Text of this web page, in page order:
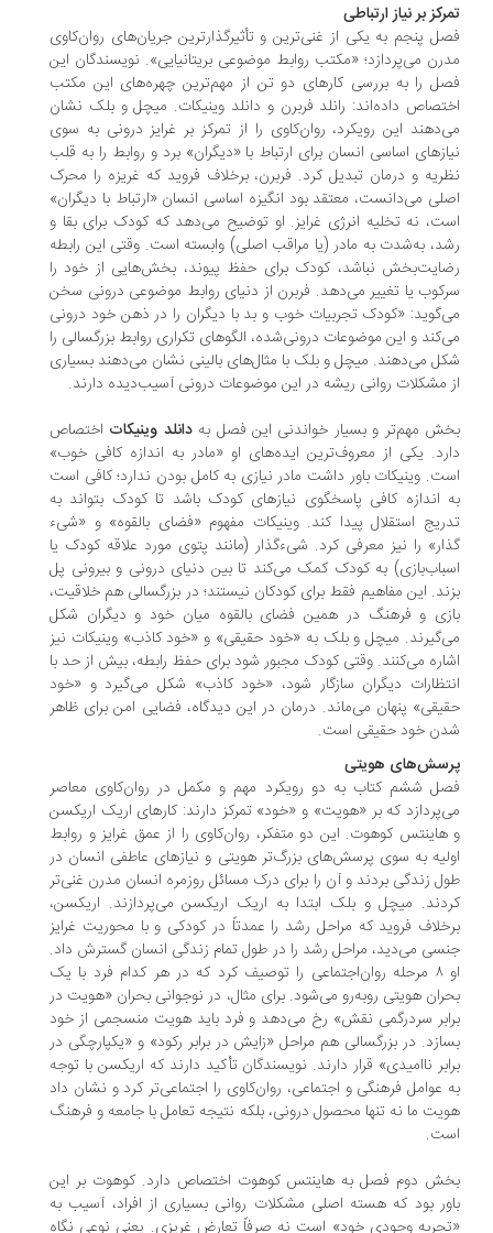
بر نیاز ارتباطی
پنجم به یکی از غنی‌ترین و تأثیرگذارترین جریان‌های روان‌کاوی
می‌پردازد؛ «مکتب روابط موضوعی بریتانیایی». نویسندگان این
را به بررسی کارهای دو تن از مهم‌ترین چهره‌های این مکتب
داده‌اند: رانلد فربرن و دانلد وینیکات. میچل و بلک نشان
این رویکرد، روان‌کاوی را از تمرکز بر غرایز درونی به سوی
اساسی انسان برای ارتباط با «دیگران» برد و روابط را به قلب
و درمان تبدیل کرد. فربرن، برخلاف فروید که غریزه را محرک
می‌دانست، معتقد بود انگیزه اساسی انسان «ارتباط با دیگران»
نه تخلیه انرژی غرایز. او توضیح می‌دهد که کودک برای بقا و
به‌شدت به مادر (یا مراقب اصلی) وابسته است. وقتی این رابطه
نباشد، کودک برای حفظ پیوند، بخش‌هایی از خود را
یا تغییر می‌دهد. فربرن از دنیای روابط موضوعی درونی سخن
«کودک تجربیات خوب و بد با دیگران را در ذهن خود درونی
و این موضوعات درونی‌شده، الگوهای تکراری روابط بزرگسالی را
می‌دهند. میچل و بلک با مثال‌های بالینی نشان می‌دهند بسیاری
مشکلات روانی ریشه در این موضوعات درونی آسیب‌دیده دارند.
مهم‌تر و بسیار خواندنی این فصل بهدانلد وینیکاتاختصاص
یکی از معروف‌ترین ایده‌های او «مادر به اندازه کافی خوب»
وینیکات باور داشت مادر نیازی به کامل بودن ندارد؛ کافی است
اندازه کافی پاسخگوی نیازهای کودک باشد تا کودک بتواند به
استقلال پیدا کند. وینیکات مفهوم «فضای بالقوه» و «شیء
را نیز معرفی کرد. شیء‌گذار (مانند پتوی مورد علاقه کودک یا
به کودک کمک می‌کند تا بین دنیای درونی و بیرونی پل
این مفاهیم فقط برای کودکان نیستند؛ در بزرگسالی هم خلاقیت،
و فرهنگ در همین فضای بالقوه میان خود و دیگران شکل
میچل و بلک به «خود حقیقی» و «خود کاذب» وینیکات نیز
می‌کنند. وقتی کودک مجبور شود برای حفظ رابطه، بیش از حد با
دیگران سازگار شود، «خود کاذب» شکل می‌گیرد و «خود
پنهان می‌ماند. درمان در این دیدگاه، فضایی امن برای ظاهر
خود حقیقی است.
هویتی
ششم کتاب به دو رویکرد مهم و مکمل در روان‌کاوی معاصر
که بر «هویت» و «خود» تمرکز دارند: کارهای اریک اریکسن
کوهوت. این دو متفکر، روان‌کاوی را از عمق غرایز و روابط
به سوی پرسش‌های بزرگ‌تر هویتی و نیازهای عاطفی انسان در
زندگی بردند و آن را برای درک مسائل روزمره انسان مدرن غنی‌تر
میچل و بلک ابتدا به اریک اریکسن می‌پردازند. اریکسن،
فروید که مراحل رشد را عمدتاً در کودکی و با محوریت غرایز
می‌دید، مراحل رشد را در طول تمام زندگی انسان گسترش داد.
او ۸ مرحله روان‌اجتماعی را توصیف کرد که در هر کدام فرد با یک
هویتی روبه‌رو می‌شود. برای مثال، در نوجوانی بحران «هویت در
سردرگمی نقش» رخ می‌دهد و فرد باید هویت منسجمی از خود
در بزرگسالی هم مراحل «زایش در برابر رکود» و «یکپارچگی در
ناامیدی» قرار دارند. نویسندگان تأکید دارند که اریکسن با توجه
عوامل فرهنگی و اجتماعی، روان‌کاوی را اجتماعی‌تر کرد و نشان داد
ما نه تنها محصول درونی، بلکه نتیجه تعامل با جامعه و فرهنگ
دوم فصل به هاینتس کوهوت اختصاص دارد. کوهوت بر این
بود که هسته اصلی مشکلات روانی بسیاری از افراد، آسیب به
وجودی خود» است نه صرفاً تعارض غریزی. یعنی نوعی نگاه